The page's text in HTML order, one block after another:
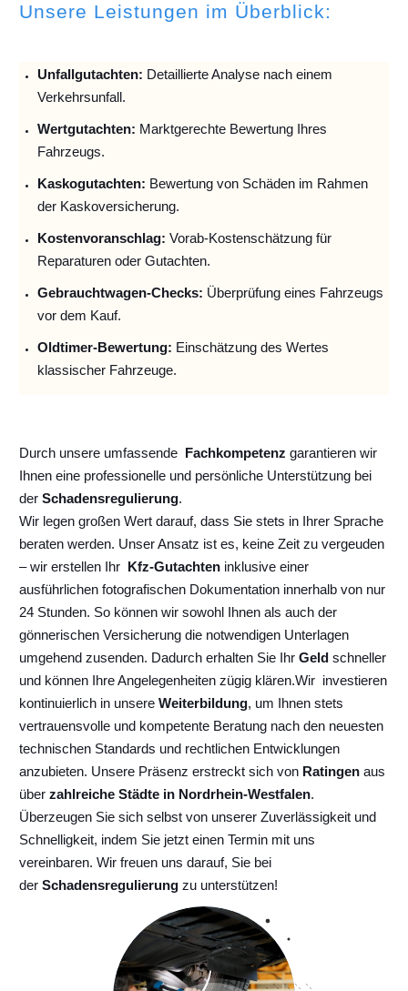
Unsere Leistungen im Überblick:
Unfallgutachten: Detaillierte Analyse nach einem
Verkehrsunfall.
Wertgutachten: Marktgerechte Bewertung Ihres
Fahrzeugs.
Kaskogutachten: Bewertung von Schäden im Rahmen
der Kaskoversicherung.
Kostenvoranschlag: Vorab-Kostenschätzung für
Reparaturen oder Gutachten.
Gebrauchtwagen-Checks: Überprüfung eines Fahrzeugs
vor dem Kauf.
Oldtimer-Bewertung: Einschätzung des Wertes
klassischer Fahrzeuge.
Durch unsere umfassende Fachkompetenz garantieren wir
Ihnen eine professionelle und persönliche Unterstützung bei
der Schadensregulierung.
Wir legen großen Wert darauf, dass Sie stets in Ihrer Sprache
beraten werden. Unser Ansatz ist es, keine Zeit zu vergeuden
– wir erstellen Ihr Kfz-Gutachten inklusive einer
ausführlichen fotografischen Dokumentation innerhalb von nur
24 Stunden. So können wir sowohl Ihnen als auch der
gönnerischen Versicherung die notwendigen Unterlagen
umgehend zusenden. Dadurch erhalten Sie Ihr Geld schneller
und können Ihre Angelegenheiten zügig klären.Wir investieren
kontinuierlich in unsere Weiterbildung, um Ihnen stets
vertrauensvolle und kompetente Beratung nach den neuesten
technischen Standards und rechtlichen Entwicklungen
anzubieten. Unsere Präsenz erstreckt sich von Ratingen aus
über zahlreiche Städte in Nordrhein-Westfalen.
Überzeugen Sie sich selbst von unserer Zuverlässigkeit und
Schnelligkeit, indem Sie jetzt einen Termin mit uns
vereinbaren. Wir freuen uns darauf, Sie bei
der Schadensregulierung zu unterstützen!